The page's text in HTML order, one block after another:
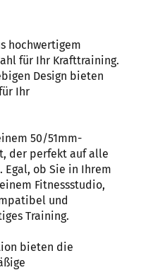
hochwertigem
für Ihr Krafttraining.
Design bieten
Ihr
50/51mm-
der perfekt auf alle
Egal, ob Sie in Ihrem
Fitnessstudio,
und
Training.
bieten die